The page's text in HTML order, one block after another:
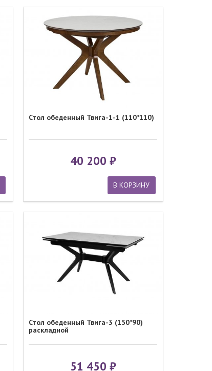
Стол обеденный Твига-1-1 (110*110)
40 200
В КОРЗИНУ
Стол обеденный Твига-3 (150*90)
раскладной
51 450